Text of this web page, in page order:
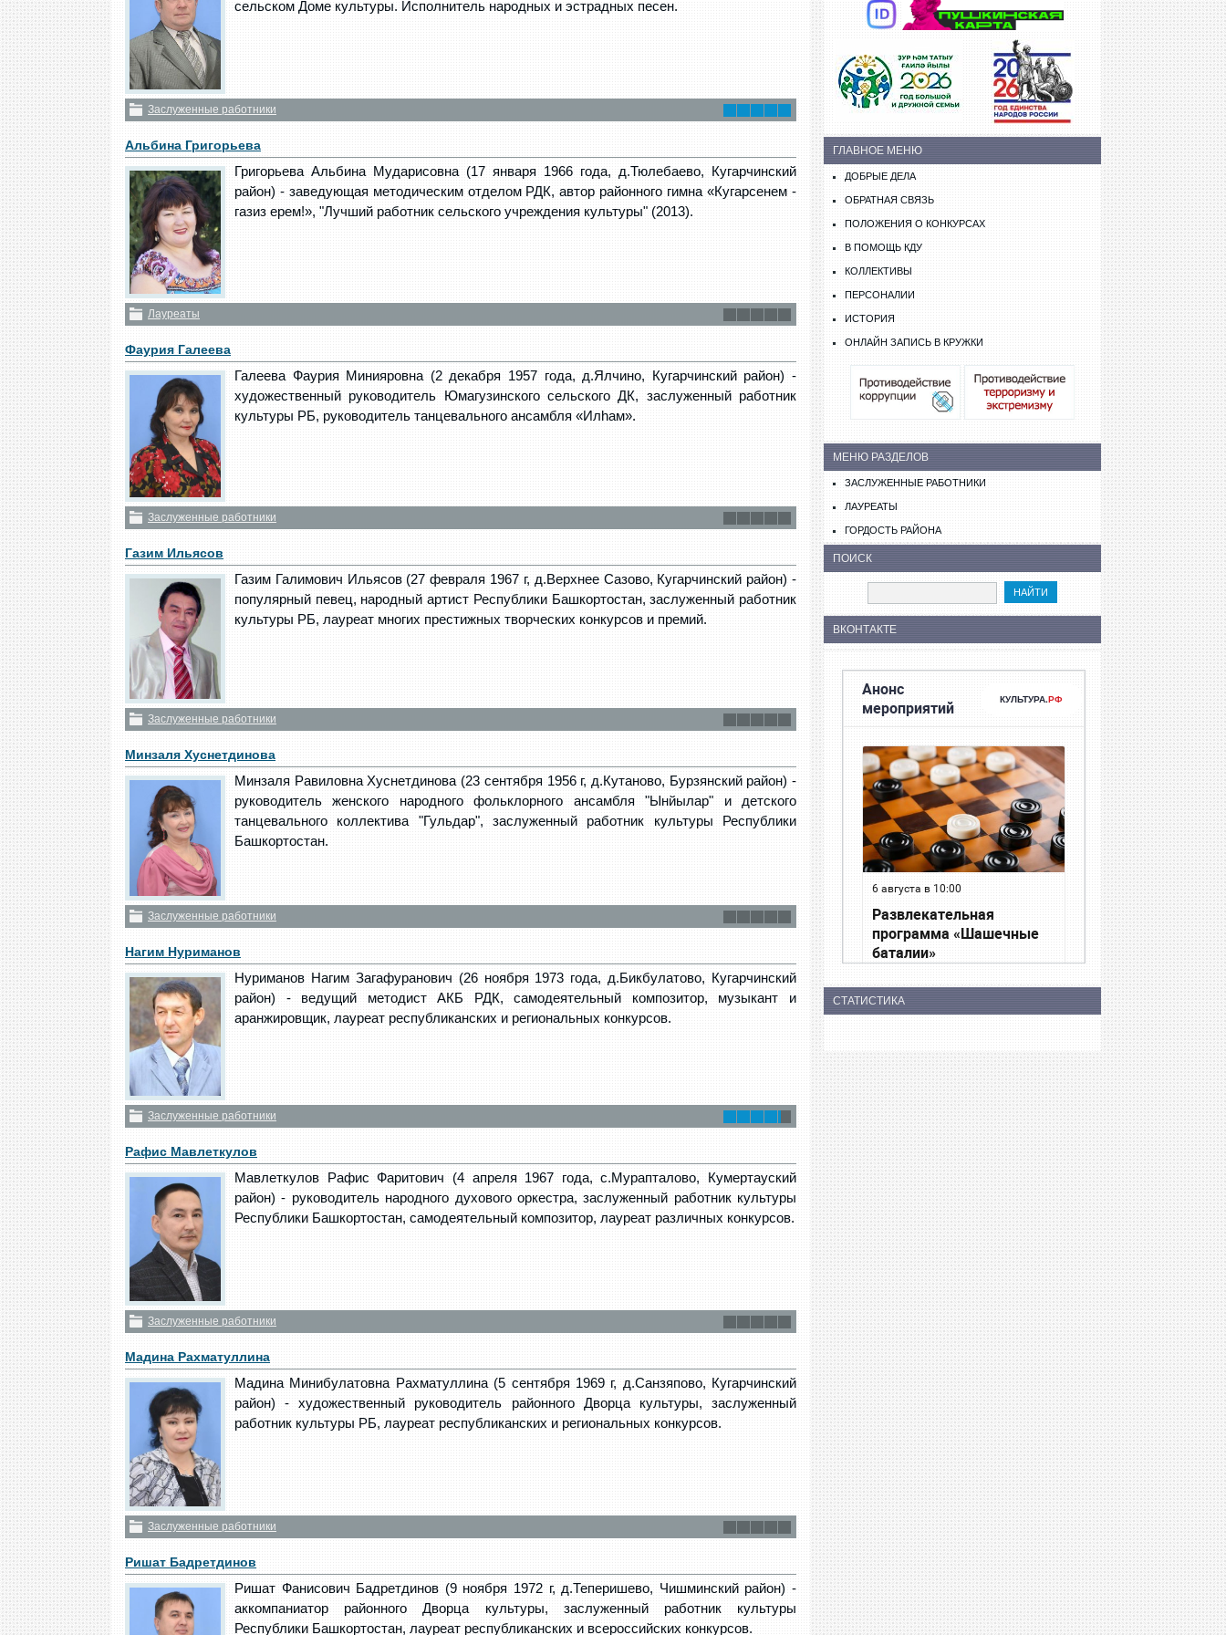
сельском Доме культуры. Исполнитель народных и эстрадных песен.
Заслуженные работники
Альбина Григорьева
Григорьева Альбина Мударисовна (17 января 1966 года, д.Тюлебаево, Кугарчинский
район) - заведующая методическим отделом РДК, автор районного гимна «Кугарсенем -
газиз ерем!», "Лучший работник сельского учреждения культуры" (2013).
Лауреаты
Фаурия Галеева
Галеева Фаурия Минияровна (2 декабря 1957 года, д.Ялчино, Кугарчинский район) -
художественный руководитель Юмагузинского сельского ДК, заслуженный работник
культуры РБ, руководитель танцевального ансамбля «Илhам».
Заслуженные работники
Газим Ильясов
Газим Галимович Ильясов (27 февраля 1967 г, д.Верхнее Сазово, Кугарчинский район) -
популярный певец, народный артист Республики Башкортостан, заслуженный работник
культуры РБ, лауреат многих престижных творческих конкурсов и премий.
Заслуженные работники
Минзаля Хуснетдинова
Минзаля Равиловна Хуснетдинова (23 сентября 1956 г, д.Кутаново, Бурзянский район) -
руководитель женского народного фольклорного ансамбля "Ынйылар" и детского
танцевального коллектива "Гульдар", заслуженный работник культуры Республики
Башкортостан.
Заслуженные работники
Нагим Нуриманов
Нуриманов Нагим Загафуранович (26 ноября 1973 года, д.Бикбулатово, Кугарчинский
район) - ведущий методист АКБ РДК, самодеятельный композитор, музыкант и
аранжировщик, лауреат республиканских и региональных конкурсов.
Заслуженные работники
Рафис Мавлеткулов
Мавлеткулов Рафис Фаритович (4 апреля 1967 года, с.Мурапталово, Кумертауский
район) - руководитель народного духового оркестра, заслуженный работник культуры
Республики Башкортостан, самодеятельный композитор, лауреат различных конкурсов.
Заслуженные работники
Мадина Рахматуллина
Мадина Минибулатовна Рахматуллина (5 сентября 1969 г, д.Санзяпово, Кугарчинский
район) - художественный руководитель районного Дворца культуры, заслуженный
работник культуры РБ, лауреат республиканских и региональных конкурсов.
Заслуженные работники
Ришат Бадретдинов
Ришат Фанисович Бадретдинов (9 ноября 1972 г, д.Теперишево, Чишминский район) -
аккомпаниатор районного Дворца культуры, заслуженный работник культуры
Республики Башкортостан, лауреат республиканских и всероссийских конкурсов.
ГЛАВНОЕ МЕНЮ
ДОБРЫЕ ДЕЛА
ОБРАТНАЯ СВЯЗЬ
ПОЛОЖЕНИЯ О КОНКУРСАХ
В ПОМОЩЬ КДУ
КОЛЛЕКТИВЫ
ПЕРСОНАЛИИ
ИСТОРИЯ
ОНЛАЙН ЗАПИСЬ В КРУЖКИ
МЕНЮ РАЗДЕЛОВ
ЗАСЛУЖЕННЫЕ РАБОТНИКИ
ЛАУРЕАТЫ
ГОРДОСТЬ РАЙОНА
ПОИСК
ВКОНТАКТЕ
СТАТИСТИКА